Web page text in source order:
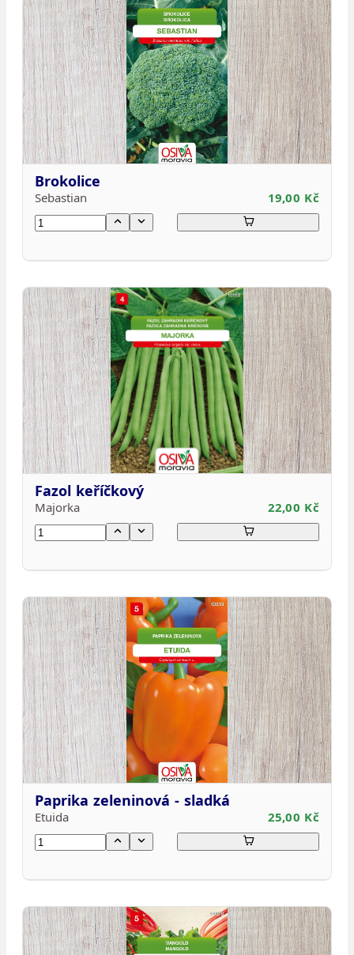
Brokolice
Sebastian 19,00 Kč
Fazol keříčkový
Majorka 22,00 Kč
Paprika zeleninová - sladká
Etuida 25,00 Kč